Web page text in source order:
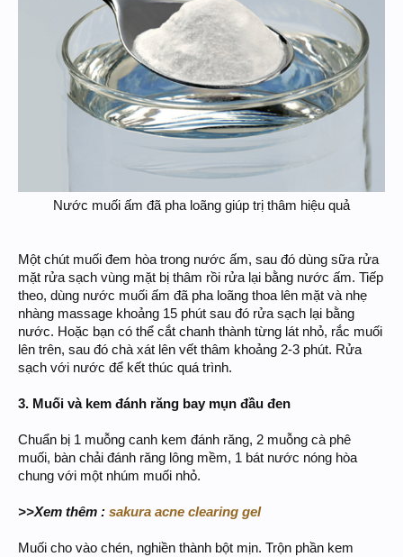
Nước muối ấm đã pha loãng giúp trị thâm hiệu quả​
Một chút muối đem hòa trong nước ấm, sau đó dùng sữa rửa
mặt rửa sạch vùng mặt bị thâm rồi rửa lại bằng nước ấm. Tiếp
theo, dùng nước muối ấm đã pha loãng thoa lên mặt và nhẹ
nhàng massage khoảng 15 phút sau đó rửa sạch lại bằng
nước. Hoặc bạn có thể cắt chanh thành từng lát nhỏ, rắc muối
lên trên, sau đó chà xát lên vết thâm khoảng 2-3 phút. Rửa
sạch với nước để kết thúc quá trình.
3. Muối và kem đánh răng bay mụn đầu đen
Chuẩn bị 1 muỗng canh kem đánh răng, 2 muỗng cà phê
muối, bàn chải đánh răng lông mềm, 1 bát nước nóng hòa
chung với một nhúm muối nhỏ.
>>Xem thêm : sakura acne clearing gel
Muối cho vào chén, nghiền thành bột mịn. Trộn phần kem